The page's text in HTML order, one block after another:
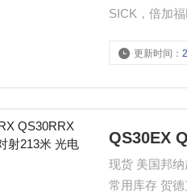
SICK，倍加
更新时间：
QS30EX
现货 美国邦
常用库存 贺